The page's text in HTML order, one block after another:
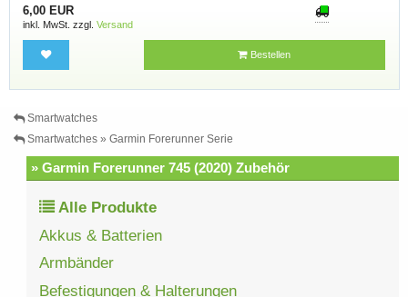
6,00 EUR
inkl. MwSt. zzgl. Versand
Bestellen
Smartwatches
Smartwatches » Garmin Forerunner Serie
» Garmin Forerunner 745 (2020) Zubehör
Alle Produkte
Akkus & Batterien
Armbänder
Befestigungen & Halterungen